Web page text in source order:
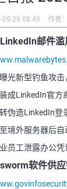
05-29 08:49 作者
邮件
光新型钓鱼攻
成LinkedIn官
伪造LinkedIn登
境外服务器后
员工泄露办公凭
软件供